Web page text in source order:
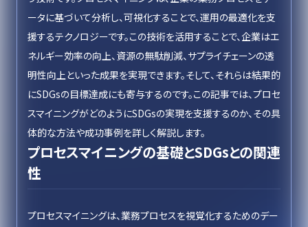
ータに基づいて分析し、可視化することで、運用の最適化を支
援するテクノロジーです。この技術を活用することで、企業はエ
ネルギー効率の向上、資源の無駄削減、サプライチェーンの透
明性向上といった成果を実現できます。そして、それらは結果的
にSDGsの目標達成にも寄与するのです。この記事では、プロセ
スマイニングがどのようにSDGsの実現を支援するのか、その具
体的な方法や成功事例を詳しく解説します。
プロセスマイニングの基礎とSDGsとの関連
性
プロセスマイニングは、業務プロセスを視覚化するためのデー